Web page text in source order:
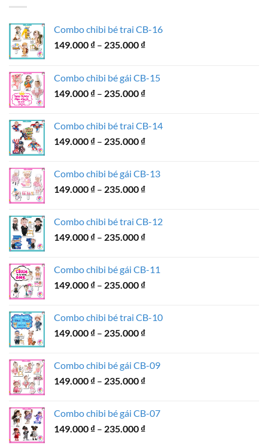
Combo chibi bé trai CB-16
149.000 ₫ – 235.000 ₫Khoảng
149.000 ₫
đến
Combo chibi bé gái CB-15
149.000 ₫ – 235.000 ₫Khoảng
149.000 ₫
đến
Combo chibi bé trai CB-14
149.000 ₫ – 235.000 ₫Khoảng
149.000 ₫
đến
Combo chibi bé gái CB-13
149.000 ₫ – 235.000 ₫Khoảng
149.000 ₫
đến
Combo chibi bé trai CB-12
149.000 ₫ – 235.000 ₫Khoảng
149.000 ₫
đến
Combo chibi bé gái CB-11
149.000 ₫ – 235.000 ₫Khoảng
149.000 ₫
đến
Combo chibi bé trai CB-10
149.000 ₫ – 235.000 ₫Khoảng
149.000 ₫
đến
Combo chibi bé gái CB-09
149.000 ₫ – 235.000 ₫Khoảng
149.000 ₫
đến
Combo chibi bé gái CB-07
149.000 ₫ – 235.000 ₫Khoảng